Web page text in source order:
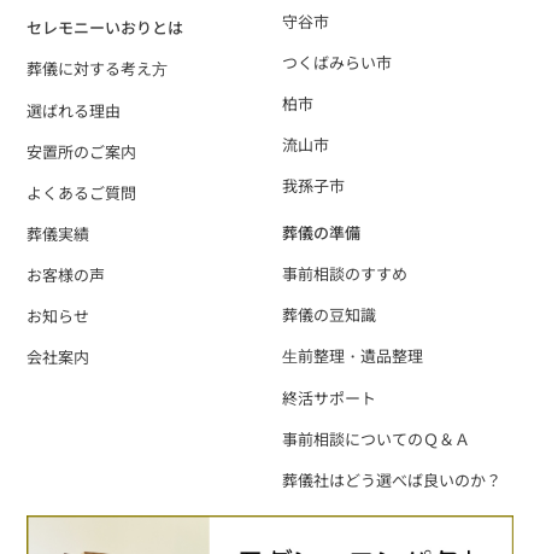
守谷市
つくばみらい市
柏市
流山市
我孫子市
セレモニーいおりとは
葬儀に対する考え⽅
選ばれる理由
安置所のご案内
よくあるご質問
葬儀実績
お客様の声
お知らせ
会社案内
葬儀の準備
事前相談のすすめ
葬儀の豆知識
⽣前整理・遺品整理
終活サポート
事前相談についてのＱ＆Ａ
葬儀社はどう選べば良いのか？